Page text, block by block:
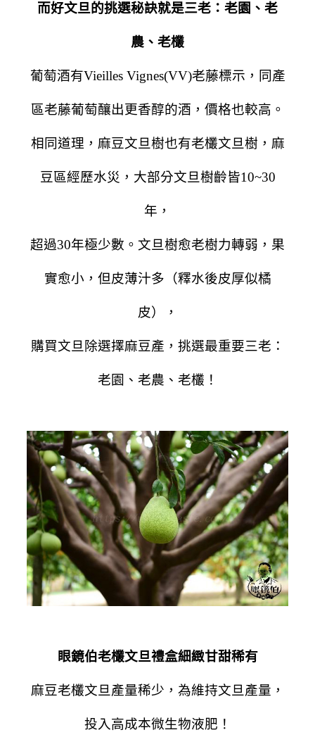
而好文旦的挑選秘訣就是三老：老園、老
農、老欉
葡萄酒有Vieilles Vignes(VV)老藤標示，同產
區老藤葡萄釀出更香醇的酒，價格也較高。
相同道理，麻豆文旦樹也有老欉文旦樹，麻
豆區經歷水災，大部分文旦樹齡皆10~30
年，
超過30年極少數。文旦樹愈老樹力轉弱，果
實愈小，但皮薄汁多（釋水後皮厚似橘
皮），
購買文旦除選擇麻豆產，挑選最重要三老：
老園、老農、老欉！
眼鏡伯老欉文旦禮盒細緻甘甜稀有
麻豆老欉文旦產量稀少，為維持文旦產量，
投入高成本微生物液肥！